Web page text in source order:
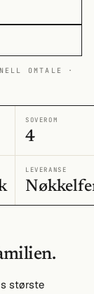
OMTALE ·
SOVEROM
4
LEVERANSE
største